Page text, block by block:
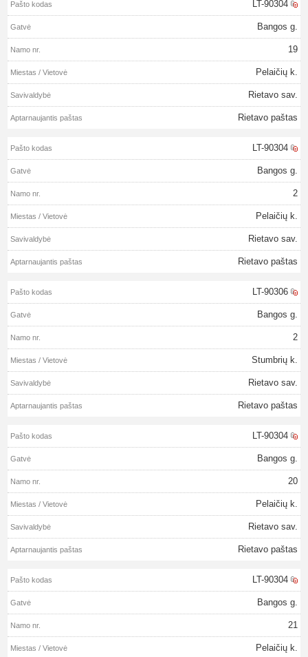
LT-90304
Bangos g.
19
Pelaičių k.
Rietavo sav.
Rietavo paštas
LT-90304
Bangos g.
2
Pelaičių k.
Rietavo sav.
Rietavo paštas
LT-90306
Bangos g.
2
Stumbrių k.
Rietavo sav.
Rietavo paštas
LT-90304
Bangos g.
20
Pelaičių k.
Rietavo sav.
Rietavo paštas
LT-90304
Bangos g.
21
Pelaičių k.